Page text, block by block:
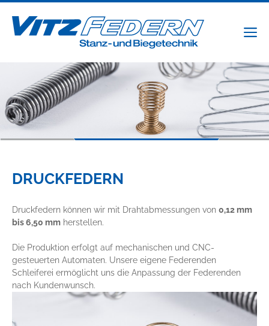
Inhalt
springen
DRUCKFEDERN
Druckfedern können wir mit Drahtabmessungen von 0,12 mm
bis 6,50 mm herstellen.
Die Produktion erfolgt auf mechanischen und CNC-
gesteuerten Automaten. Unsere eigene Federenden
Schleiferei ermöglicht uns die Anpassung der Federenden
nach Kundenwunsch.